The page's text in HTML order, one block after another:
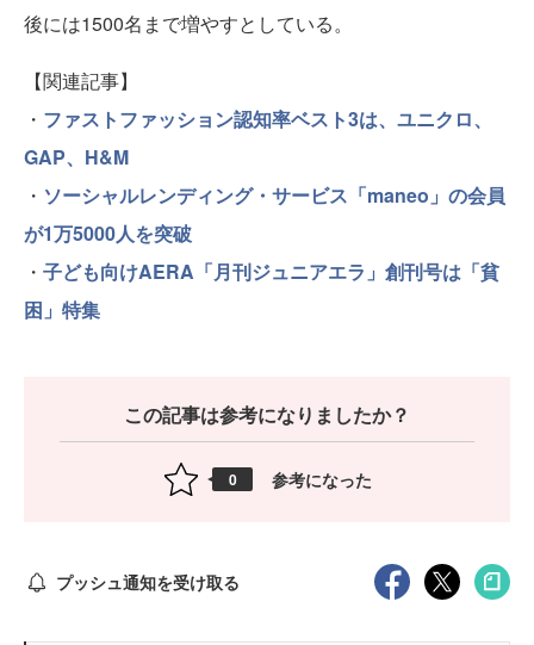
後には1500名まで増やすとしている。
【関連記事】
・ ファストファッション認知率ベスト3は、ユニクロ、
GAP、H&M
・ ソーシャルレンディング・サービス「maneo」の会員
が1万5000人を突破
・ 子ども向けAERA「月刊ジュニアエラ」創刊号は「貧
困」特集
この記事は参考になりましたか？
0 参考になった
プッシュ通知を受け取る